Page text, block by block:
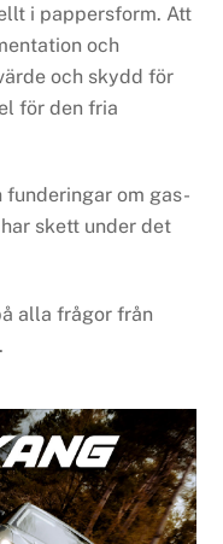
i pappersform. Att
och
och skydd för
för den fria
om gas-
skett under det
alla frågor från